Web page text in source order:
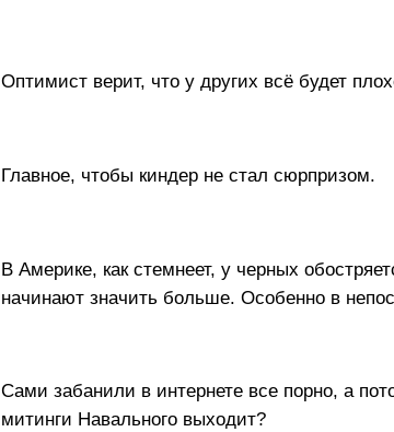
Оптимист верит, что у других всё будет
Главное, чтобы киндер не стал сюрпризом.
В Америке, как стемнеет, у черных
начинают значить больше. Особенно в
Сами забанили в интернете все порно, а
митинги Навального выходит?